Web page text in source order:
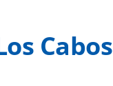
Cabos